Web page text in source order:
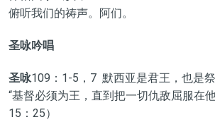
俯听我们的祷声。阿们。
圣咏吟唱
圣咏109：1-5，7 默西亚是君王，也是
“基督必须为王，直到把一切仇敌屈服在
15：25）